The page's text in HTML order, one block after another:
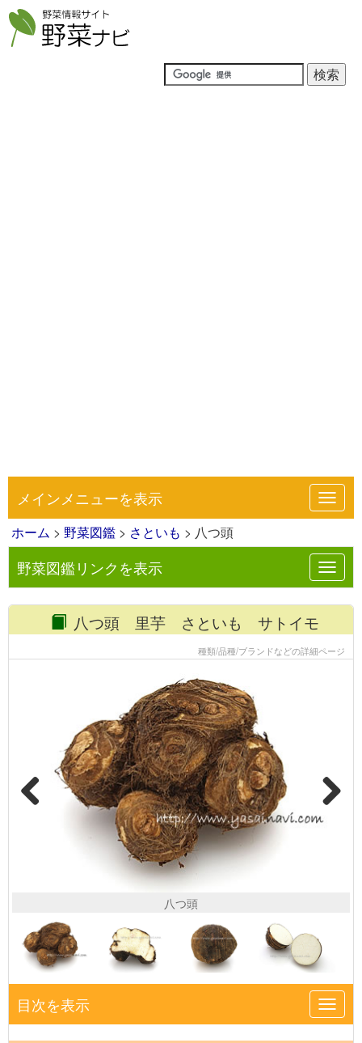
メインメニューを表示
ホーム > 野菜図鑑 > さといも > 八つ頭
野菜図鑑リンクを表示
八つ頭 里芋 さといも サトイモ
種類/品種/ブランドなどの詳細ページ
八つ頭
目次を表示